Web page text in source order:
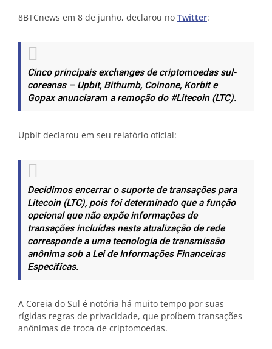
8BTCnews em 8 de junho, declarou no Twitter:
Cinco principais exchanges de criptomoedas sul-
coreanas – Upbit, Bithumb, Coinone, Korbit e
Gopax anunciaram a remoção do #Litecoin (LTC).
Upbit declarou em seu relatório oficial:
Decidimos encerrar o suporte de transações para
Litecoin (LTC), pois foi determinado que a função
opcional que não expõe informações de
transações incluídas nesta atualização de rede
corresponde a uma tecnologia de transmissão
anônima sob a Lei de Informações Financeiras
Específicas.
A Coreia do Sul é notória há muito tempo por suas
rígidas regras de privacidade, que proíbem transações
anônimas de troca de criptomoedas.